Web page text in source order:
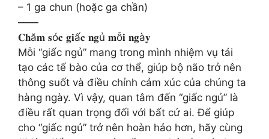
– 1 ga chun (hoặc ga chần)
——
𝐂𝐡ă𝐦 𝐬ó𝐜 𝐠𝐢ấ𝐜 𝐧𝐠ủ 𝐦ỗ𝐢 𝐧𝐠à𝐲
Mỗi “giấc ngủ” mang trong mình nhiệm vụ tái
tạo các tế bào của cơ thể, giúp bộ não trở nên
thông suốt và điều chỉnh cảm xúc của chúng ta
hàng ngày. Vì vậy, quan tâm đến “giấc ngủ” là
điều rất quan trọng đối với bất cứ ai. Để giúp
cho “giấc ngủ” trở nên hoàn hảo hơn, hãy cùng